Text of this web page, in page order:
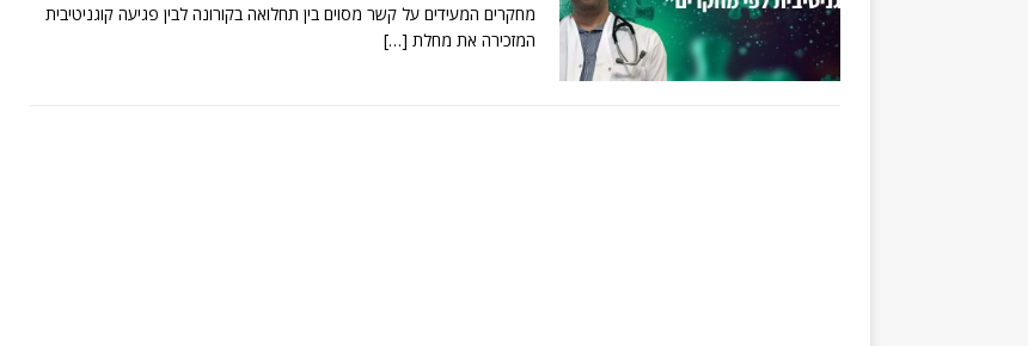
מחקרים המעידים על קשר מסוים בין תחלואה בקורונה לבין פגיעה קוגניטיבית
המזכירה את מחלת […]